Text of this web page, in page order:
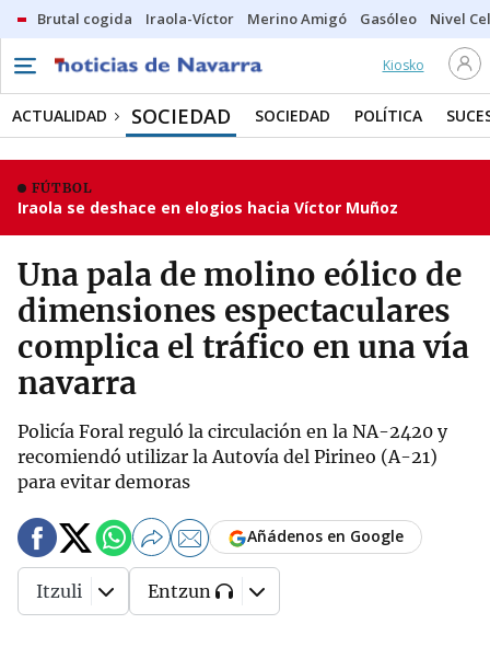
Brutal cogida Iraola-Víctor Merino Amigó Gasóleo Nivel
Kiosko
ACTUALIDAD SOCIEDAD SOCIEDAD POLÍTICA
FÚTBOL
Iraola se deshace en elogios hacia Víctor Muñoz
Una pala de molino eólico de
dimensiones espectaculares
complica el tráfico en una vía
navarra
Policía Foral reguló la circulación en la NA-2420 y
recomiendó utilizar la Autovía del Pirineo (A-21)
para evitar demoras
Añádenos en Google
Itzuli Entzun